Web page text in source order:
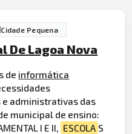
Cidade Pequena
De Lagoa Nova
de informática
administrativas das
municipal de ensino:
I E II, ESCOLA S